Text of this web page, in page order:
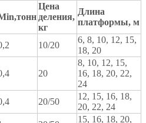
,тонн
Цена
деления,
кг
Длина
платформы, м
10/20
6, 8, 10, 12, 15,
18, 20
20
8, 10, 12, 15,
16, 18, 20, 22,
24
20/50
12, 15, 16, 18,
20, 22, 24
15, 16, 18, 20,